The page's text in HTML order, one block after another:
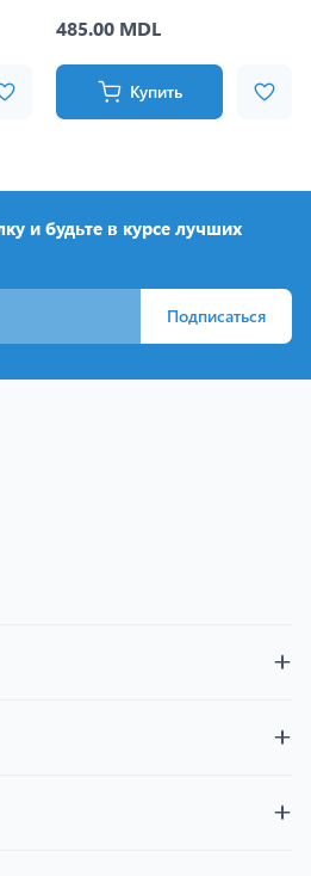
485.00 MDL
Купить
и будьте в курсе лучших
Подписаться